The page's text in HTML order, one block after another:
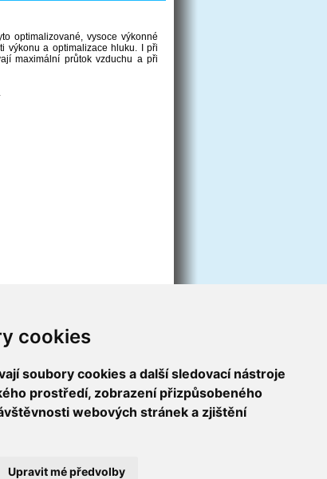
cookies
soubory cookies a další sledovací nástroje
prostředí, zobrazení přizpůsobeného
webových stránek a zjištění
Upravit mé předvolby
optimalizované, vysoce výkonné
výkonu a optimalizace hluku. I při
maximální průtok vzduchu a při